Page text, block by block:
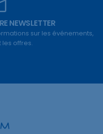
NEWSLETTER
sur les événements,
les offres.